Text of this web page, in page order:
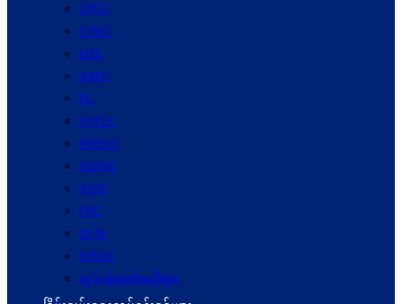
UPCC
UPWC
MPC
NRPC
PC
NSPCC
NSPWC
NSPNC
NSPC
JMC
JICM
UPDJC
လုပ်ငန်းကော်မတီများ